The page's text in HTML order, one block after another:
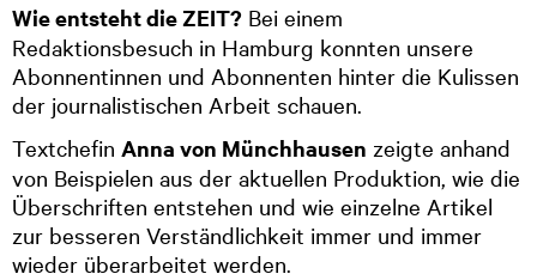
Wie entsteht die ZEIT? Bei einem
Redaktionsbesuch in Hamburg konnten unsere
Abonnentinnen und Abonnenten hinter die Kulissen
der journalistischen Arbeit schauen.
Textchefin Anna von Münchhausen zeigte anhand
von Beispielen aus der aktuellen Produktion, wie die
Überschriften entstehen und wie einzelne Artikel
zur besseren Verständlichkeit immer und immer
wieder überarbeitet werden.